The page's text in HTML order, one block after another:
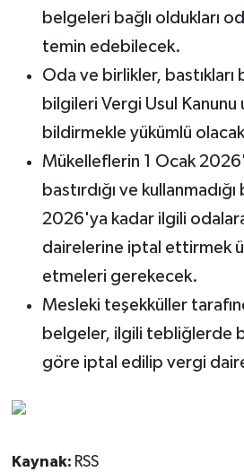
belgeleri bağlı oldukları
temin edebilecek.
Oda ve birlikler,
bilgileri Vergi Usul Kanunu
bildirmekle yükümlü
Mükelleflerin 1 Ocak
bastırdığı ve
2026'ya kadar ilgili
dairelerine iptal ettirmek
etmeleri gerekecek.
Mesleki teşekküller
belgeler, ilgili tebliğlerde
göre iptal edilip vergi
Kaynak: RSS